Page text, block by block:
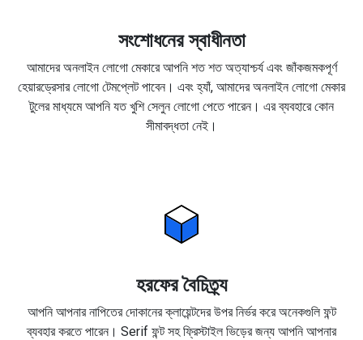
সংশোধনের স্বাধীনতা
আমাদের অনলাইন লোগো মেকারে আপনি শত শত অত্যাশ্চর্য এবং জাঁকজমকপূর্ণ
হেয়ারড্রেসার লোগো টেমপ্লেট পাবেন। এবং হ্যাঁ, আমাদের অনলাইন লোগো মেকার
টুলের মাধ্যমে আপনি যত খুশি সেলুন লোগো পেতে পারেন। এর ব্যবহারে কোন
সীমাবদ্ধতা নেই।
হরফের বৈচিত্র্য
আপনি আপনার নাপিতের দোকানের ক্লায়েন্টদের উপর নির্ভর করে অনেকগুলি ফন্ট
ব্যবহার করতে পারেন। Serif ফন্ট সহ ফ্রিস্টাইল ভিড়ের জন্য আপনি আপনার